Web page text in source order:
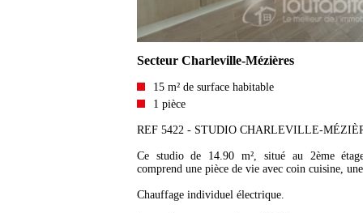
Secteur Charleville-Mézières
15 m² de surface habitable
1 pièce
REF 5422 - STUDIO CHARLEVILLE-
Ce studio de 14.90 m², situé au 2ème
comprend une pièce de vie avec coin cuisine,
Chauffage individuel électrique.